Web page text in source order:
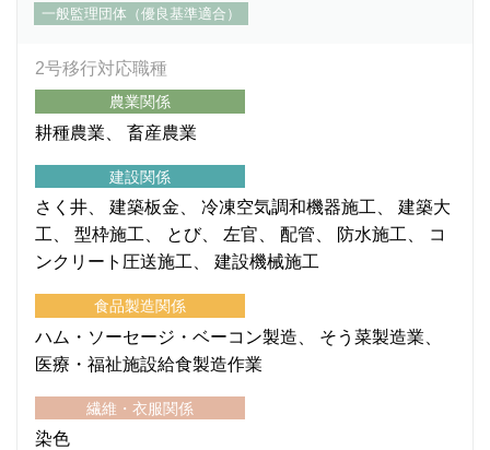
一般監理団体（優良基準適合）
2号移行対応職種
農業関係
耕種農業 畜産農業
建設関係
さく井 建築板金 冷凍空気調和機器施工
建築大
工
型枠施工 とび 左官 配管 防水施工
コ
ンクリート圧送施工
建設機械施工
食品製造関係
ハム・ソーセージ・ベーコン製造
そう菜製造業
医療・福祉施設給食製造作業
繊維・衣服関係
染色